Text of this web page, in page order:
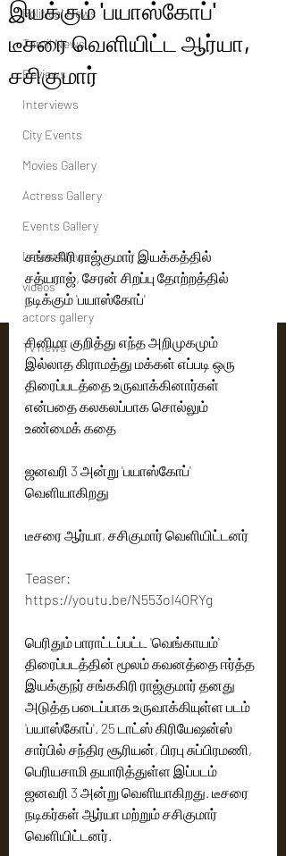
Political News
Tamil News
Reviews
Interviews
City Events
Movies Gallery
Actress Gallery
Events Gallery
Latest News
videos
actors gallery
Tv news
இயக்கும் 'பயாஸ்கோப்'
டீசரை வெளியிட்ட ஆர்யா,
சசிகுமார்
சங்ககிரி ராஜ்குமார் இயக்கத்தில்
சத்யராஜ், சேரன் சிறப்பு தோற்றத்தில்
நடிக்கும் 'பயாஸ்கோப்'
சினிமா குறித்து எந்த அறிமுகமும்
இல்லாத கிராமத்து மக்கள் எப்படி ஒரு
திரைப்படத்தை உருவாக்கினார்கள்
என்பதை கலகலப்பாக சொல்லும்
உண்மைக் கதை
ஜனவரி 3 அன்று 'பயாஸ்கோப்'
வெளியாகிறது
டீசரை ஆர்யா, சசிகுமார் வெளியிட்டனர்
Teaser:
https://youtu.be/N553oI40RYg
பெரிதும் பாராட்டப்பட்ட 'வெங்காயம்'
திரைப்படத்தின் மூலம் கவனத்தை ஈர்த்த
இயக்குநர் சங்ககிரி ராஜ்குமார் தனது
அடுத்த படைப்பாக உருவாக்கியுள்ள படம்
'பயாஸ்கோப்'. 25 டாட்ஸ் கிரியேஷன்ஸ்
சார்பில் சந்திர சூரியன், பிரபு சுப்பிரமணி,
பெரியசாமி தயாரித்துள்ள இப்படம்
ஜனவரி 3 அன்று வெளியாகிறது. டீசரை
நடிகர்கள் ஆர்யா மற்றும் சசிகுமார்
வெளியிட்டனர்.